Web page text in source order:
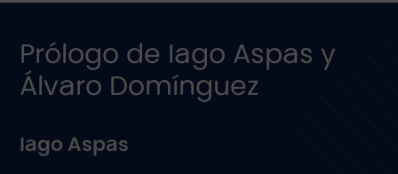
Prólogo de Iago Aspas y
Álvaro Domínguez
Iago Aspas